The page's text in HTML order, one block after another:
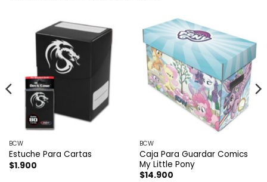
BCW
Estuche Para Cartas
$1.900
BCW
Caja Para Guardar Comics
My Little Pony
$14.900